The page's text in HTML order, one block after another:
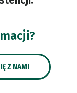
Z NAMI